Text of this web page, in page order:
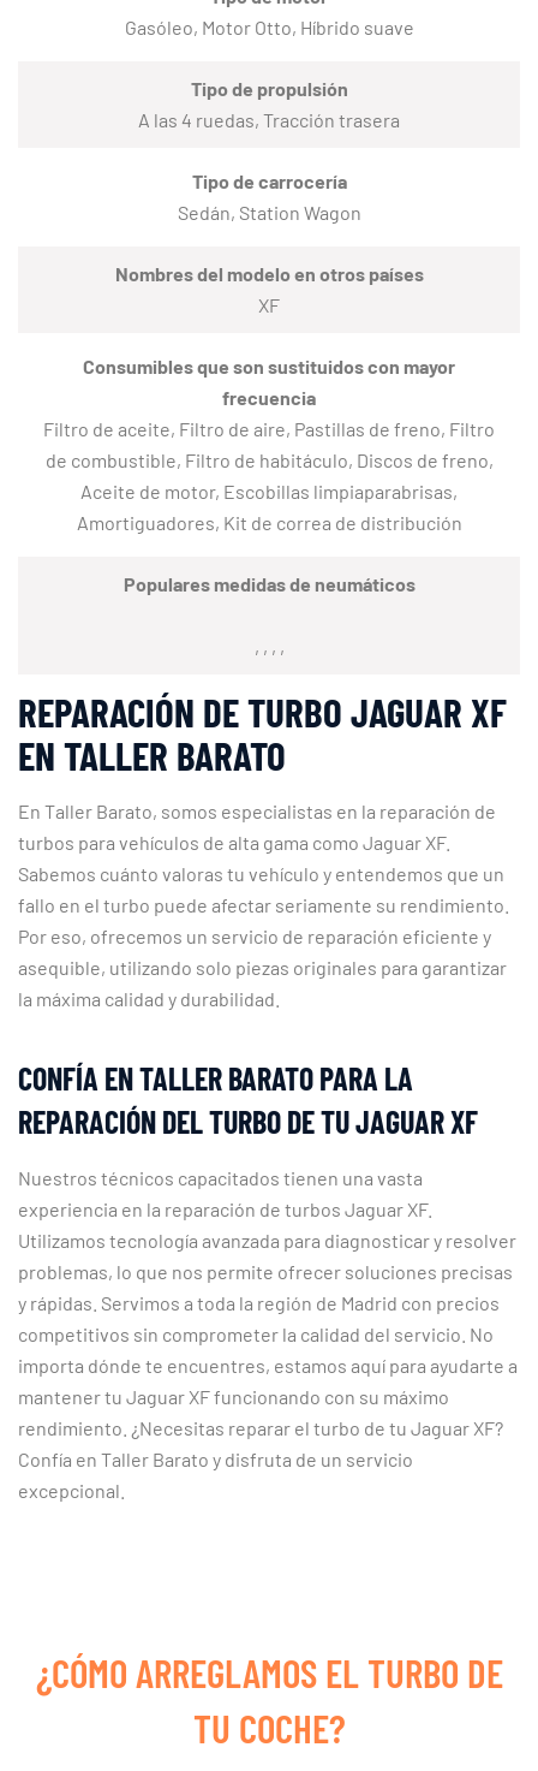
Gasóleo, Motor Otto, Híbrido suave
Tipo de propulsión
A las 4 ruedas, Tracción trasera
Tipo de carrocería
Sedán, Station Wagon
Nombres del modelo en otros países
XF
Consumibles que son sustituidos con mayor
frecuencia
Filtro de aceite, Filtro de aire, Pastillas de freno, Filtro
de combustible, Filtro de habitáculo, Discos de freno,
Aceite de motor, Escobillas limpiaparabrisas,
Amortiguadores, Kit de correa de distribución
Populares medidas de neumáticos
, , , ,
REPARACIÓN DE TURBO JAGUAR XF
EN TALLER BARATO
En Taller Barato, somos especialistas en la reparación de
turbos para vehículos de alta gama como Jaguar XF.
Sabemos cuánto valoras tu vehículo y entendemos que un
fallo en el turbo puede afectar seriamente su rendimiento.
Por eso, ofrecemos un servicio de reparación eficiente y
asequible, utilizando solo piezas originales para garantizar
la máxima calidad y durabilidad.
CONFÍA EN TALLER BARATO PARA LA
REPARACIÓN DEL TURBO DE TU JAGUAR XF
Nuestros técnicos capacitados tienen una vasta
experiencia en la reparación de turbos Jaguar XF.
Utilizamos tecnología avanzada para diagnosticar y resolver
problemas, lo que nos permite ofrecer soluciones precisas
y rápidas. Servimos a toda la región de Madrid con precios
competitivos sin comprometer la calidad del servicio. No
importa dónde te encuentres, estamos aquí para ayudarte a
mantener tu Jaguar XF funcionando con su máximo
rendimiento. ¿Necesitas reparar el turbo de tu Jaguar XF?
Confía en Taller Barato y disfruta de un servicio
excepcional.
¿CÓMO ARREGLAMOS EL TURBO DE
TU COCHE?